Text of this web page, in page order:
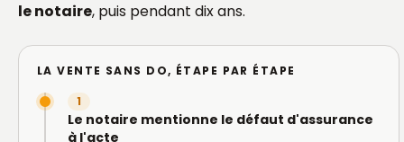
le notaire, puis pendant dix ans.
LA VENTE SANS DO, ÉTAPE PAR ÉTAPE
1
Le notaire mentionne le défaut d'assurance
à l'acte